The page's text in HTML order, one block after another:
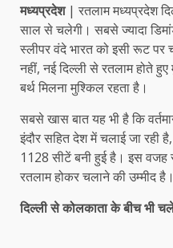
मध्यप्रदेश| रतलाम मध्यप्रदेश
साल से चलेगी। सबसे ज्यादा
स्लीपर वंदे भारत को इसी रूट पर
नहीं, नई दिल्ली से रतलाम होते
बर्थ मिलना मुश्किल रहता है।
सबसे खास बात यह भी है कि
इंदौर सहित देश में चलाई जा
1128 सीटें बनी हुई है। इस वजह
रतलाम होकर चलाने की उम्मीद है।
दिल्ली से कोलकाता के बीच भी